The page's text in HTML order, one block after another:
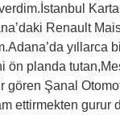
Renault
yıllarca
ön planda
gören Şanal
ettirmekten gurur